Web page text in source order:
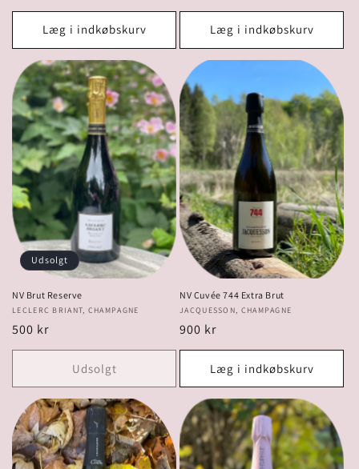
Læg i indkøbskurv Læg i indkøbskurv
Udsolgt
NV Brut Reserve
Forhandler:
LECLERC BRIANT, CHAMPAGNE
Normalpris
500 kr
Udsolgt
NV Cuvée 744 Extra Brut
Forhandler:
JACQUESSON, CHAMPAGNE
Normalpris
900 kr
Læg i indkøbskurv